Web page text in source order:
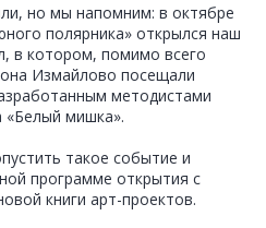
но мы напомним: в октябре
полярника» открылся наш
в котором, помимо всего
Измайлово посещали
методистами
«Белый мишка».
такое событие и
программе открытия с
книги арт-проектов.